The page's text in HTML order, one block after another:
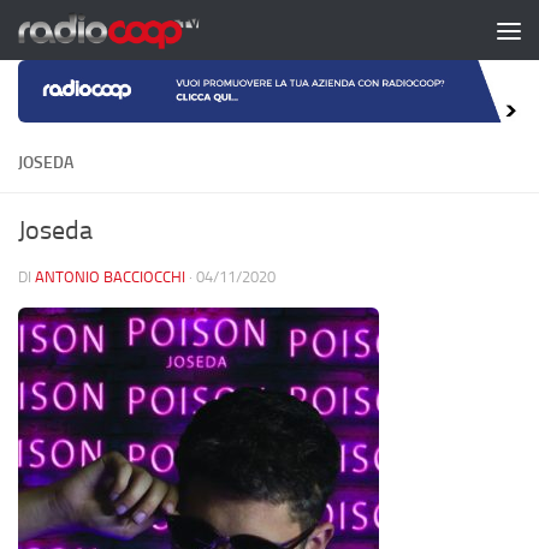
Salta al contenuto
JOSEDA
Joseda
DI ANTONIO BACCIOCCHI · 04/11/2020